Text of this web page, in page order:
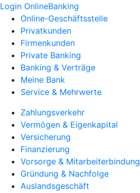
Login OnlineBanking
Online-Geschäftsstelle
Privatkunden
Firmenkunden
Private Banking
Banking & Verträge
Meine Bank
Service & Mehrwerte
Zahlungsverkehr
Vermögen & Eigenkapital
Versicherung
Finanzierung
Vorsorge & Mitarbeiterbindung
Gründung & Nachfolge
Auslandsgeschäft